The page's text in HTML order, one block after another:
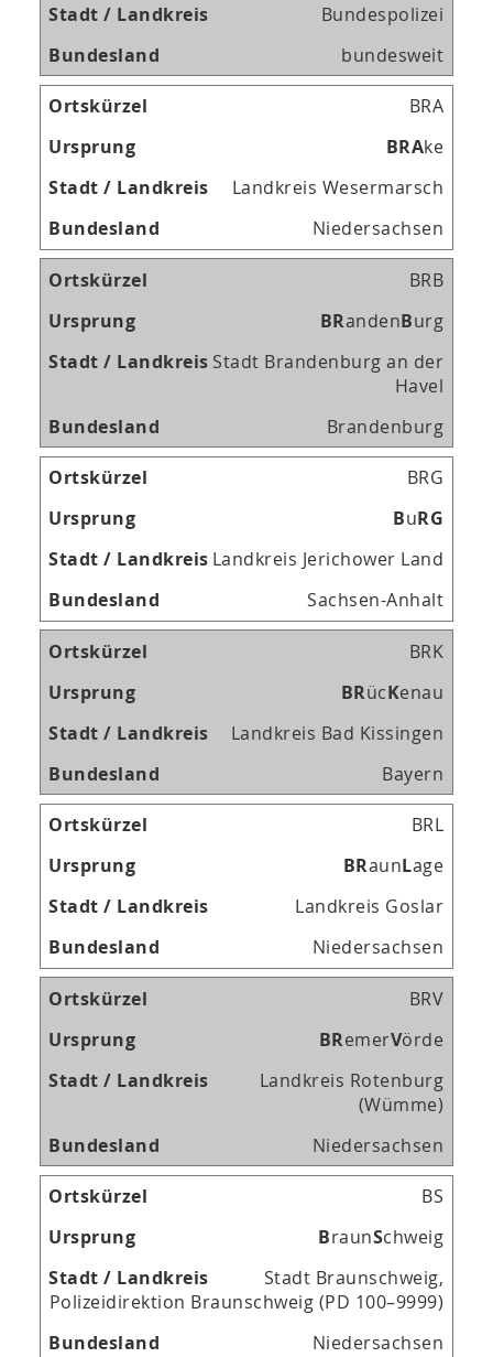
Bundespolizei
bundesweit
BRA
BRAke
Landkreis Wesermarsch
Niedersachsen
BRB
BRandenBurg
Stadt Brandenburg an der
Havel
Brandenburg
BRG
BuRG
Landkreis Jerichower Land
Sachsen-Anhalt
BRK
BRücKenau
Landkreis Bad Kissingen
Bayern
BRL
BRaunLage
Landkreis Goslar
Niedersachsen
BRV
BRemerVörde
Landkreis Rotenburg
(Wümme)
Niedersachsen
BS
BraunSchweig
Stadt Braunschweig,
Polizeidirektion Braunschweig (PD 100–9999)
Niedersachsen